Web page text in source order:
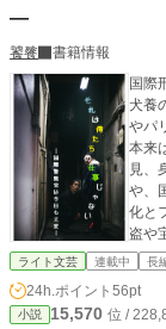
―
饕餮
書籍情報
国際
犬養の
やパ
本来
見、
や、
化と
盗や
き込
部勤
日本
ライト文芸 連載中 長
24h.ポイント 56pt
小説 15,570 位 /